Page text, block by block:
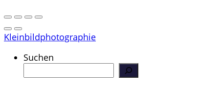
Kleinbildphotographie
Suchen